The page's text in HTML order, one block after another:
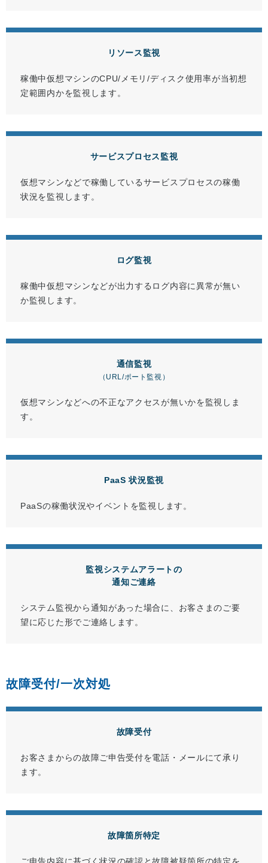
リソース監視
稼働中仮想マシンのCPU/メモリ/ディスク使用率が当初想
定範囲内かを監視します。
サービスプロセス監視
仮想マシンなどで稼働しているサービスプロセスの稼働
状況を監視します。
ログ監視
稼働中仮想マシンなどが出力するログ内容に異常が無い
か監視します。
通信監視
（URL/ポート監視）
仮想マシンなどへの不正なアクセスが無いかを監視しま
す。
PaaS 状況監視
PaaSの稼働状況やイベントを監視します。
監視システムアラートの
通知ご連絡
システム監視から通知があった場合に、お客さまのご要
望に応じた形でご連絡します。
故障受付/一次対処
故障受付
お客さまからの故障ご申告受付を電話・メールにて承り
ます。
故障箇所特定